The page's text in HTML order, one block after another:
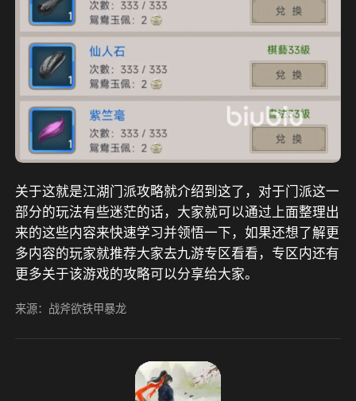
关于这就是江湖门派攻略就介绍到这了，对于门派这一
部分的玩法有些迷茫的话，大家就可以通过上面整理出
来的这些内容来快速学习并领悟一下，如果还想了解更
多内容的玩家就推荐大家去九游专区看看，专区内还有
更多关于该游戏的攻略可以分享给大家。
来源：战斧欲铁甲暴龙